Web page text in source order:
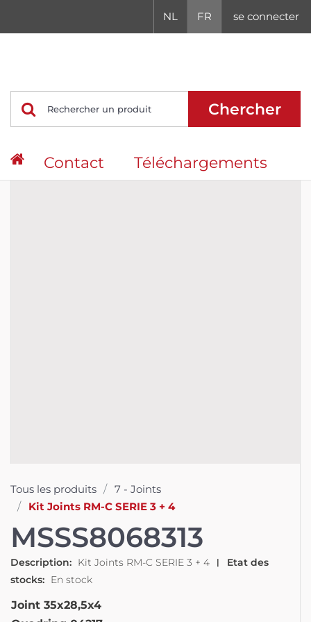
NL FR se connecter
Chercher
Contact Téléchargements
Tous les produits
7 - Joints
Kit Joints RM-C SERIE 3 + 4
MSSS8068313
Description Kit Joints RM-C SERIE 3 + 4
Etat des
stocks
En stock
Joint 35x28,5x4